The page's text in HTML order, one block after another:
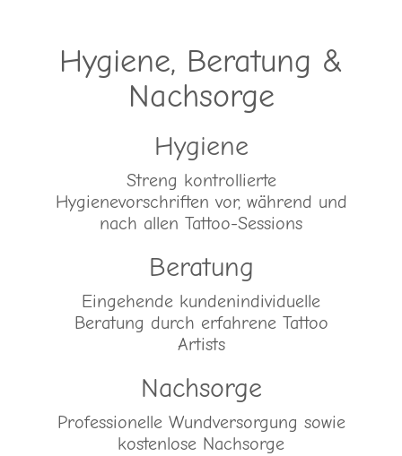
Hygiene, Beratung &
Nachsorge
Hygiene
Streng kontrollierte
Hygienevorschriften vor, während und
nach allen Tattoo-Sessions
Beratung
Eingehende kundenindividuelle
Beratung durch erfahrene Tattoo
Artists
Nachsorge
Professionelle Wundversorgung sowie
kostenlose Nachsorge